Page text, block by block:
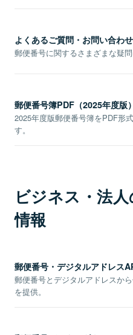
よくあるご質問・お問い合わせ
郵便番号に関するさまざまな疑問
郵便番号簿PDF（2025年度版）
2025年度版郵便番号簿をPDF形
す。
ビジネス・法
情報
郵便番号・デジタルアドレス
郵便番号とデジタルアドレスか
を提供。